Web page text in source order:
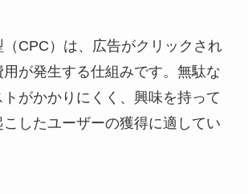
（CPC）は、広告がクリックされ
が発生する仕組みです。無駄な
がかかりにくく、興味を持って
したユーザーの獲得に適してい